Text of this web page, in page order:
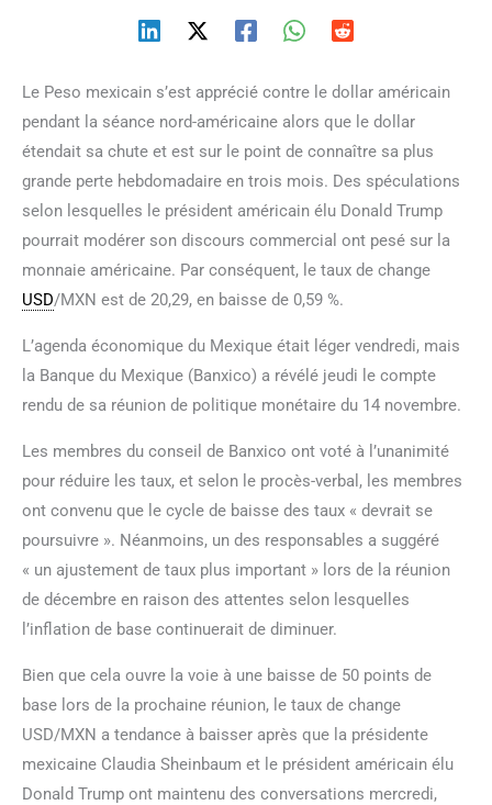
Le Peso mexicain s’est apprécié contre le dollar américain
pendant la séance nord-américaine alors que le dollar
étendait sa chute et est sur le point de connaître sa plus
grande perte hebdomadaire en trois mois. Des spéculations
selon lesquelles le président américain élu Donald Trump
pourrait modérer son discours commercial ont pesé sur la
monnaie américaine. Par conséquent, le taux de change
USD/MXN est de 20,29, en baisse de 0,59 %.
L’agenda économique du Mexique était léger vendredi, mais
la Banque du Mexique (Banxico) a révélé jeudi le compte
rendu de sa réunion de politique monétaire du 14 novembre.
Les membres du conseil de Banxico ont voté à l’unanimité
pour réduire les taux, et selon le procès-verbal, les membres
ont convenu que le cycle de baisse des taux « devrait se
poursuivre ». Néanmoins, un des responsables a suggéré
« un ajustement de taux plus important » lors de la réunion
de décembre en raison des attentes selon lesquelles
l’inflation de base continuerait de diminuer.
Bien que cela ouvre la voie à une baisse de 50 points de
base lors de la prochaine réunion, le taux de change
USD/MXN a tendance à baisser après que la présidente
mexicaine Claudia Sheinbaum et le président américain élu
Donald Trump ont maintenu des conversations mercredi,